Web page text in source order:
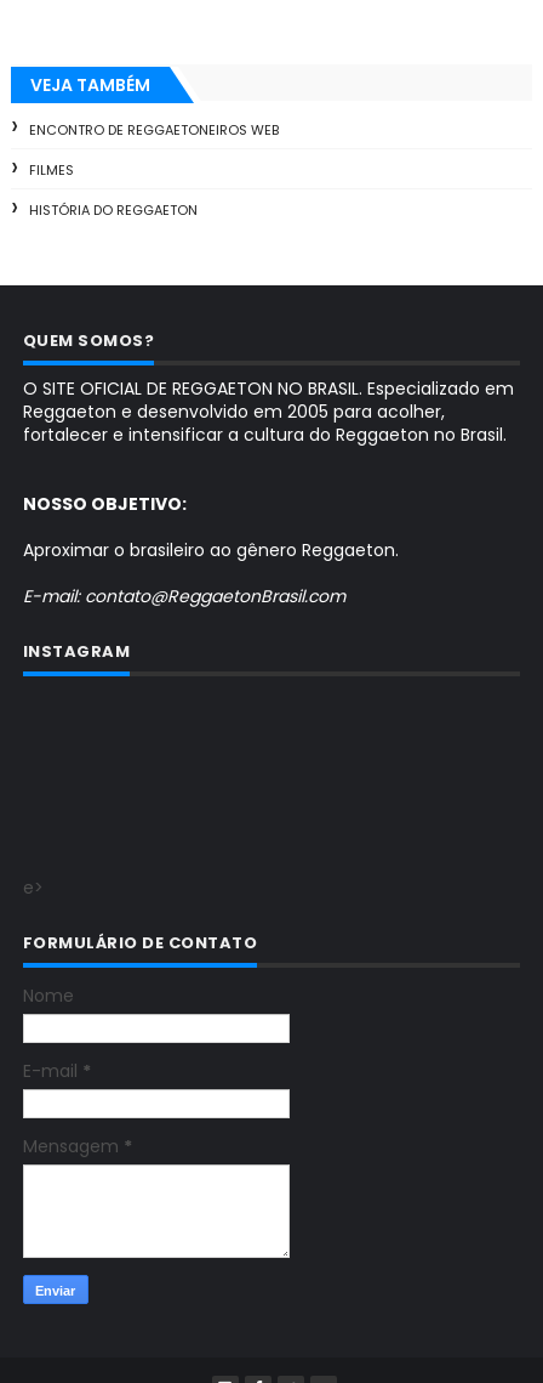
VEJA TAMBÉM
ENCONTRO DE REGGAETONEIROS WEB
FILMES
HISTÓRIA DO REGGAETON
QUEM SOMOS?
O SITE OFICIAL DE REGGAETON NO BRASIL. Especializado em
Reggaeton e desenvolvido em 2005 para acolher,
fortalecer e intensificar a cultura do Reggaeton no Brasil.
NOSSO OBJETIVO:
Aproximar o brasileiro ao gênero Reggaeton.
E-mail: contato@ReggaetonBrasil.com
INSTAGRAM
e>
FORMULÁRIO DE CONTATO
Nome
E-mail *
Mensagem *